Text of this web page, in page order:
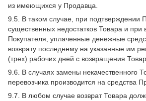
из имеющихся у Продавца.
9.5. В таком случае, при подтверждении
существенных недостатков Товара и при
Покупателя, уплаченные денежные
возврату последнему на указанные им
(трех) рабочих дней с возвращения
9.6. В случаях замены некачественного
перевозчика производится на средства
9.7. В любом случае возврат Товара